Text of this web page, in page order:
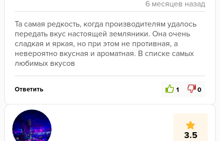
Та самая редкость, когда производителям удалось
передать вкус настоящей земляники. Она очень
сладкая и яркая, но при этом не противная, а
невероятно вкусная и ароматная. В списке самых
любимых вкусов
Ответить 1 0
3.5